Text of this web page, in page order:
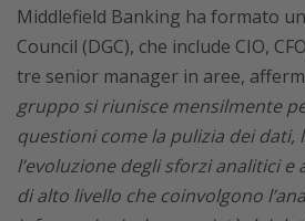
Middlefield Banking ha formato
Council (DGC), che include CIO,
tre senior manager in aree,
gruppo si riunisce mensilmente
questioni come la pulizia dei dati,
l’evoluzione degli sforzi analitici
di alto livello che coinvolgono